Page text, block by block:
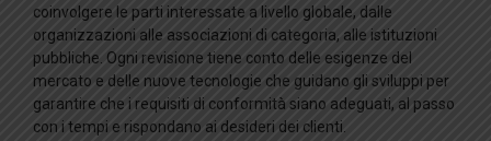
coinvolgere le parti interessate a livello globale, dalle
organizzazioni alle associazioni di categoria, alle istituzioni
pubbliche. Ogni revisione tiene conto delle esigenze del
mercato e delle nuove tecnologie che guidano gli sviluppi per
garantire che i requisiti di conformità siano adeguati, al passo
con i tempi e rispondano ai desideri dei clienti.